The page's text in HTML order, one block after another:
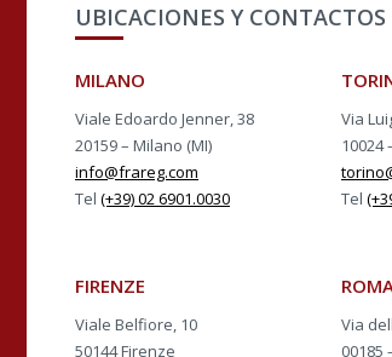
UBICACIONES Y CONTACTOS
MILANO
Viale Edoardo Jenner, 38
20159 – Milano (MI)
info@frareg.com
Tel (+39) 02 6901.0030
Via
10024
Tel
FIRENZE
Viale Belfiore, 10
50144 Firenze
Via
00185